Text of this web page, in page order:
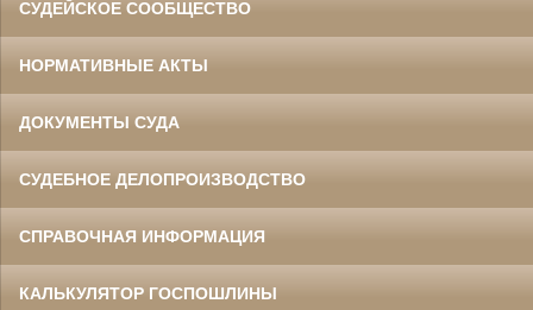
СУДЕЙСКОЕ СООБЩЕСТВО
НОРМАТИВНЫЕ АКТЫ
ДОКУМЕНТЫ СУДА
СУДЕБНОЕ ДЕЛОПРОИЗВОДСТВО
СПРАВОЧНАЯ ИНФОРМАЦИЯ
КАЛЬКУЛЯТОР ГОСПОШЛИНЫ